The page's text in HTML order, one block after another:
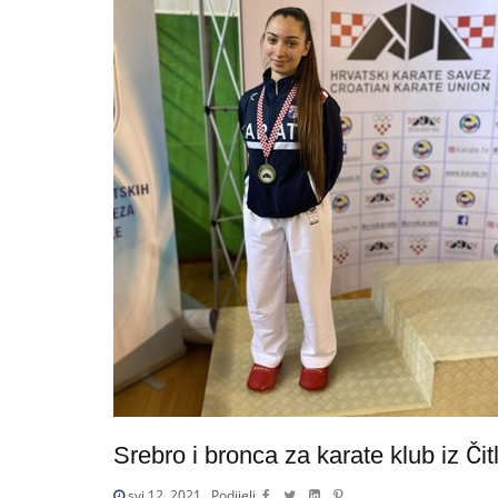
Srebro i bronca za karate klub iz